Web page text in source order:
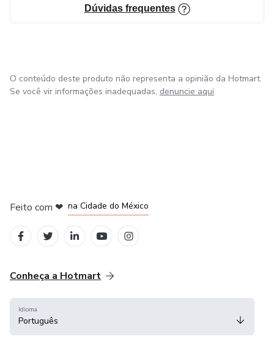
Dúvidas frequentes
O conteúdo deste produto não representa a opinião da Hotmart.
Se você vir informações inadequadas, denuncie aqui
Feito com ❤ na Cidade do México
Conheça a Hotmart
Idioma
Português